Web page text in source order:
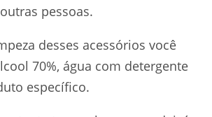
pessoas.
desses acessórios você
70%, água com detergente
específico.